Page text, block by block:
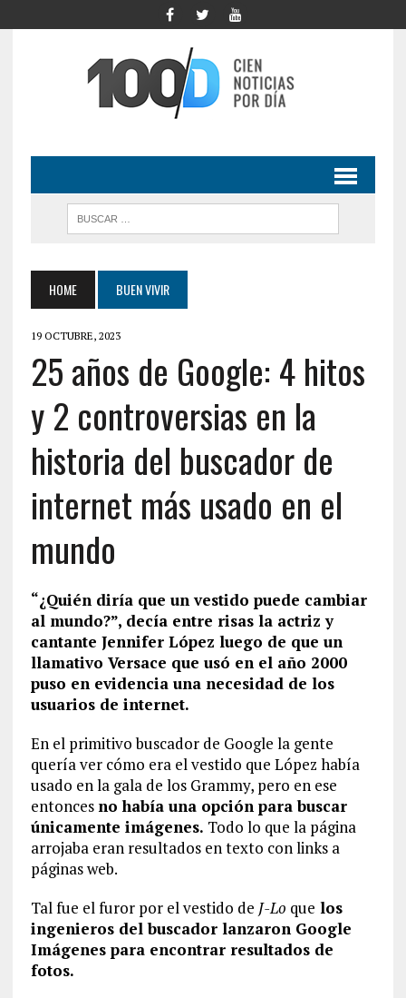
HOME BUEN VIVIR
19 OCTUBRE, 2023
25 años de Google: 4 hitos
y 2 controversias en la
historia del buscador de
internet más usado en el
mundo
“¿Quién diría que un vestido puede cambiar
al mundo?”, decía entre risas la actriz y
cantante Jennifer López luego de que un
llamativo Versace que usó en el año 2000
puso en evidencia una necesidad de los
usuarios de internet.
En el primitivo buscador de Google la gente
quería ver cómo era el vestido que López había
usado en la gala de los Grammy, pero en ese
entonces no había una opción para buscar
únicamente imágenes. Todo lo que la página
arrojaba eran resultados en texto con links a
páginas web.
Tal fue el furor por el vestido de J-Lo que los
ingenieros del buscador lanzaron Google
Imágenes para encontrar resultados de
fotos.